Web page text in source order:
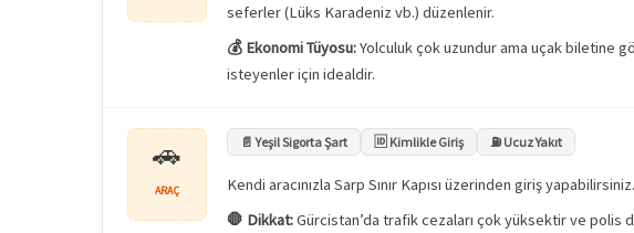
seferler (Lüks Karadeniz vb.) düzenlenir.
💰 Ekonomi Tüyosu:Yolculuk çok uzundur ama uçak biletine
isteyenler için idealdir.
🚗
ARAÇ
📄 Yeşil Sigorta Şart 🆔 Kimlikle Giriş ⛽ Ucuz Yakıt
Kendi aracınızla Sarp Sınır Kapısı üzerinden giriş
🛑 Dikkat:Gürcistan’da trafik cezaları çok yüksektir ve polis